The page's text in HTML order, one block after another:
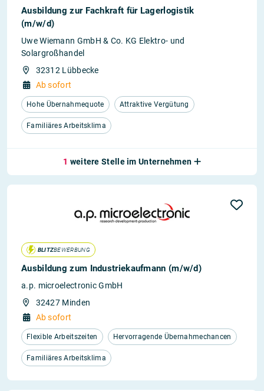
Ausbildung zur Fachkraft für Lagerlogistik
(m/w/d)
Uwe Wiemann GmbH & Co. KG Elektro- und
Solargroßhandel
32312 Lübbecke
Ab sofort
Hohe Übernahmequote Attraktive Vergütung
Familiäres Arbeitsklima
1 weitere Stelle im Unternehmen
BLITZBEWERBUNG
Ausbildung zum Industriekaufmann (m/w/d)
a.p. microelectronic GmbH
32427 Minden
Ab sofort
Flexible Arbeitszeiten Hervorragende Übernahmechancen
Familiäres Arbeitsklima